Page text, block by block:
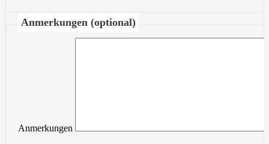
Anmerkungen (optional)
Anmerkungen